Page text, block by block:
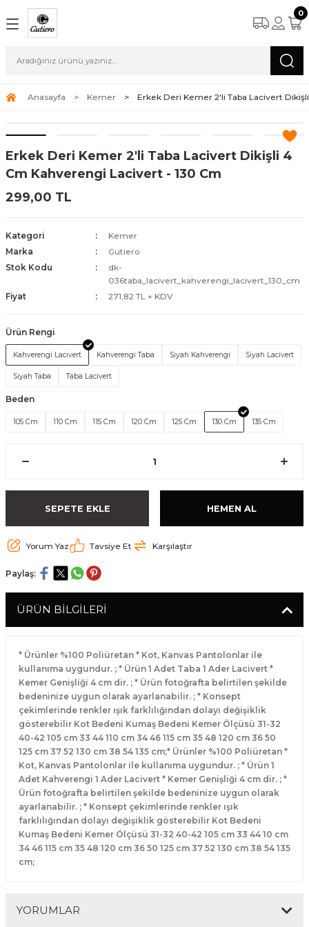
0
Anasayfa Kemer Erkek Deri Kemer 2'li Taba Lacivert
Erkek Deri Kemer 2'li Taba Lacivert Dikişli 4
Cm Kahverengi Lacivert - 130 Cm
299,00 TL
Kategori
Kemer
Marka
Gutiero
Stok Kodu
dk-
036taba_lacivert_kahverengi_lacivert_130_cm
Fiyat
271,82 TL + KDV
Ürün Rengi
Kahverengi Lacivert Kahverengi Taba Siyah Kahverengi Siyah Lacivert
Siyah Taba Taba Lacivert
Beden
105 Cm 110 Cm 115 Cm 120 Cm 125 Cm 130 Cm 135 Cm
SEPETE EKLE HEMEN AL
Yorum Yaz Tavsiye Et Karşılaştır
Paylaş:
ÜRÜN BİLGİLERİ
* Ürünler %100 Poliüretan * Kot, Kanvas Pantolonlar ile
kullanıma uygundur. ; * Ürün 1 Adet Taba 1 Ader Lacivert *
Kemer Genişliği 4 cm dir. ; * Ürün fotoğrafta belirtilen şekilde
bedeninize uygun olarak ayarlanabilir. ; * Konsept
çekimlerinde renkler ışık farklılığından dolayı değişiklik
gösterebilir Kot Bedeni Kumaş Bedeni Kemer Ölçüsü 31-32
40-42 105 cm 33 44 110 cm 34 46 115 cm 35 48 120 cm 36 50
125 cm 37 52 130 cm 38 54 135 cm;* Ürünler %100 Poliüretan *
Kot, Kanvas Pantolonlar ile kullanıma uygundur. ; * Ürün 1
Adet Kahverengi 1 Ader Lacivert * Kemer Genişliği 4 cm dir. ; *
Ürün fotoğrafta belirtilen şekilde bedeninize uygun olarak
ayarlanabilir. ; * Konsept çekimlerinde renkler ışık
farklılığından dolayı değişiklik gösterebilir Kot Bedeni
Kumaş Bedeni Kemer Ölçüsü 31-32 40-42 105 cm 33 44 10 cm
34 46 115 cm 35 48 120 cm 36 50 125 cm 37 52 130 cm 38 54 135
cm;
YORUMLAR